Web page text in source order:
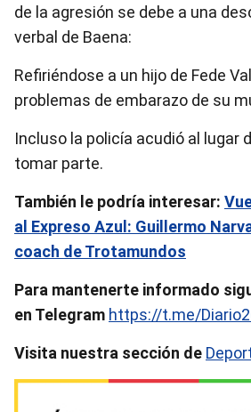
de la agresión se debe a una
verbal de Baena:
Refiriéndose a un hijo de Fede
problemas de embarazo de su
Incluso la policía acudió al lugar
tomar parte.
También le podría interesar:
al Expreso Azul: Guillermo
coach de Trotamundos
Para mantenerte informado
en Telegram https://t.me/
Visita nuestra sección de